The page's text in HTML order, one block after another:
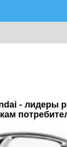
- лидеры